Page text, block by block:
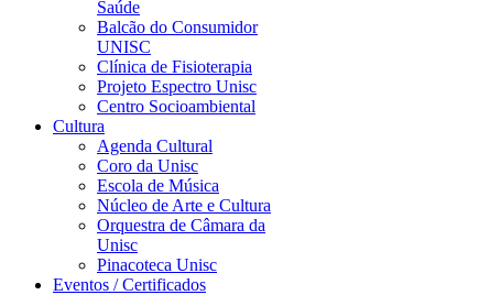
Saúde
Balcão do Consumidor
UNISC
Clínica de Fisioterapia
Projeto Espectro Unisc
Centro Socioambiental
Cultura
Agenda Cultural
Coro da Unisc
Escola de Música
Núcleo de Arte e Cultura
Orquestra de Câmara da
Unisc
Pinacoteca Unisc
Eventos / Certificados